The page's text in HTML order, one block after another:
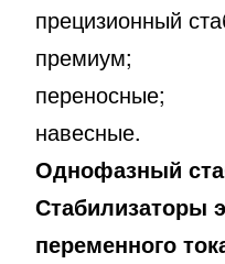
прецизионный
премиум;
переносные;
навесные.
Однофазный
Стабилизаторы
переменного